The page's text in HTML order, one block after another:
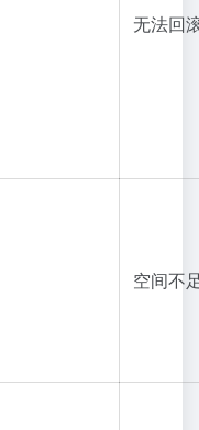
无法回
空间不